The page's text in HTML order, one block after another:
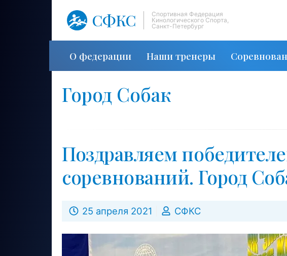
СФКС
Спортивная Федерация
Кинологического Спорта,
Санкт-Петербург
О федерации Наши тренеры
Город Собак
Поздравляем
соревнований. Город
25 апреля 2021 СФКС